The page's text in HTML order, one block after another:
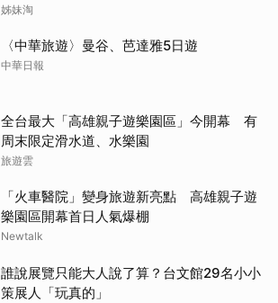
州「小吃王國」
姊妹淘
〈中華旅遊〉曼谷、芭達雅5日遊
中華日報
全台最大「高雄親子遊樂園區」今開幕 有
周末限定滑水道、水樂園
旅遊雲
「火車醫院」變身旅遊新亮點 高雄親子遊
樂園區開幕首日人氣爆棚
Newtalk
誰說展覽只能大人說了算？台文館29名小小
策展人「玩真的」